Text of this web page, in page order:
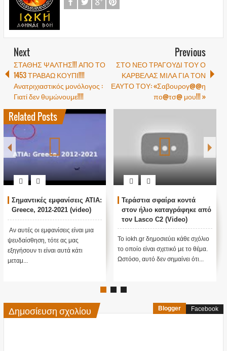
Next
ΣΤΑΘΗΣ ΨΑΛΤΗΣ!!! ΑΠΟ ΤΟ
1453 ΤΡΑΒΑΩ ΚΟΥΠΙ!!!!
Ανατριχιαστικός μονόλογος :
Γιατί δεν θυμώνουμε!!!!
Previous
ΣΤΟ ΝΕΟ ΤΡΑΓΟΥΔΙ ΤΟΥ Ο
ΚΑΡΒΕΛΑΣ ΜΙΛΑ ΓΙΑ ΤΟΝ
ΕΑΥΤΟ ΤΟΥ: «Σαβουρογ@@η
πο@τσ@ μου!!! »
Related Posts
Σημαντικές εμφανίσεις ATIA:
Greece, 2012-2021 (video)
Αν αυτές οι εμφανίσεις είναι μια
ψευδαίσθηση, τότε ας μας
εξηγήσουν τι είναι αυτά κάτι
μεταμ...
Τεράστια σφαίρα κοντά
στον ήλιο καταγράφηκε από
τον Lasco C2 (Video)
Το iokh.gr δημοσιεύει κάθε σχόλιο
το οποίο είναι σχετικό με το θέμα.
Ωστόσο, αυτό δεν σημαίνει ότι...
Δημοσίευση σχολίου Blogger Facebook